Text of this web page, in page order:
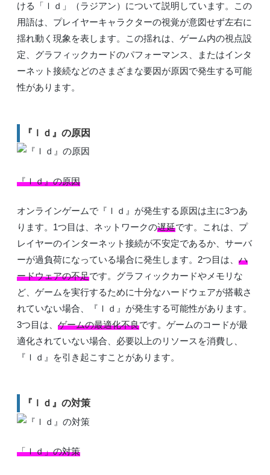
ける「ｌｄ」（ラジアン）について説明しています。この
用語は、プレイヤーキャラクターの視覚が意図せず左右に
揺れ動く現象を表します。この揺れは、ゲーム内の視点設
定、グラフィックカードのパフォーマンス、またはインタ
ーネット接続などのさまざまな要因が原因で発生する可能
性があります。
『ｌｄ』の原因
『ｌｄ』の原因
オンラインゲームで『ｌｄ』が発生する原因は主に3つあ
ります。1つ目は、ネットワークの遅延です。これは、プ
レイヤーのインターネット接続が不安定であるか、サーバ
ーが過負荷になっている場合に発生します。2つ目は、 ハ
ードウェアの不足です。グラフィックカードやメモリな
ど、ゲームを実行するために十分なハードウェアが搭載さ
れていない場合、『ｌｄ』が発生する可能性があります。
3つ目は、 ゲームの最適化不良です。ゲームのコードが最
適化されていない場合、必要以上のリソースを消費し、
『ｌｄ』を引き起こすことがあります。
『ｌｄ』の対策
「ｌｄ」の対策